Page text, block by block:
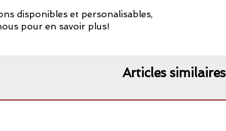
disponibles et personalisables,
pour en savoir plus!
Articles similaires